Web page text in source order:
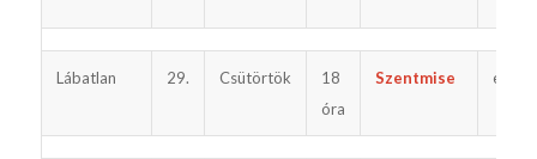
Lábatlan 29. Csütörtök
18
óra
Szentmise előtte